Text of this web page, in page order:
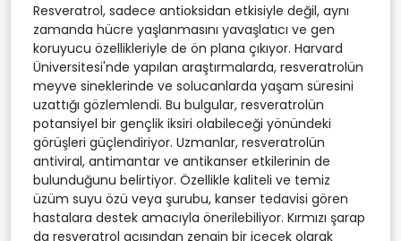
Resveratrol, sadece antioksidan etkisiyle değil, aynı
zamanda hücre yaşlanmasını yavaşlatıcı ve gen
koruyucu özellikleriyle de ön plana çıkıyor. Harvard
Üniversitesi'nde yapılan araştırmalarda, resveratrolün
meyve sineklerinde ve solucanlarda yaşam süresini
uzattığı gözlemlendi. Bu bulgular, resveratrolün
potansiyel bir gençlik iksiri olabileceği yönündeki
görüşleri güçlendiriyor. Uzmanlar, resveratrolün
antiviral, antimantar ve antikanser etkilerinin de
bulunduğunu belirtiyor. Özellikle kaliteli ve temiz
üzüm suyu özü veya şurubu, kanser tedavisi gören
hastalara destek amacıyla önerilebiliyor. Kırmızı şarap
da resveratrol açısından zengin bir içecek olarak